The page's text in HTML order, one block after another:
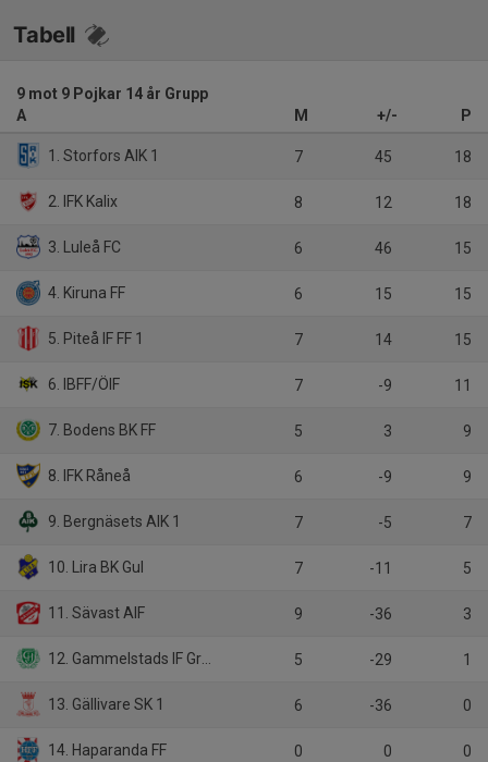
Tabell
9 mot 9 Pojkar 14 år Grupp
A
M +/- P
1. Storfors AIK 1 7 45 18
2. IFK Kalix 8 12 18
3. Luleå FC 6 46 15
4. Kiruna FF 6 15 15
5. Piteå IF FF 1 7 14 15
6. IBFF/ÖIF 7 -9 11
7. Bodens BK FF 5 3 9
8. IFK Råneå 6 -9 9
9. Bergnäsets AIK 1 7 -5 7
10. Lira BK Gul 7 -11 5
11. Sävast AIF 9 -36 3
12. Gammelstads IF Grön 5 -29 1
13. Gällivare SK 1 6 -36 0
14. Haparanda FF 0 0 0